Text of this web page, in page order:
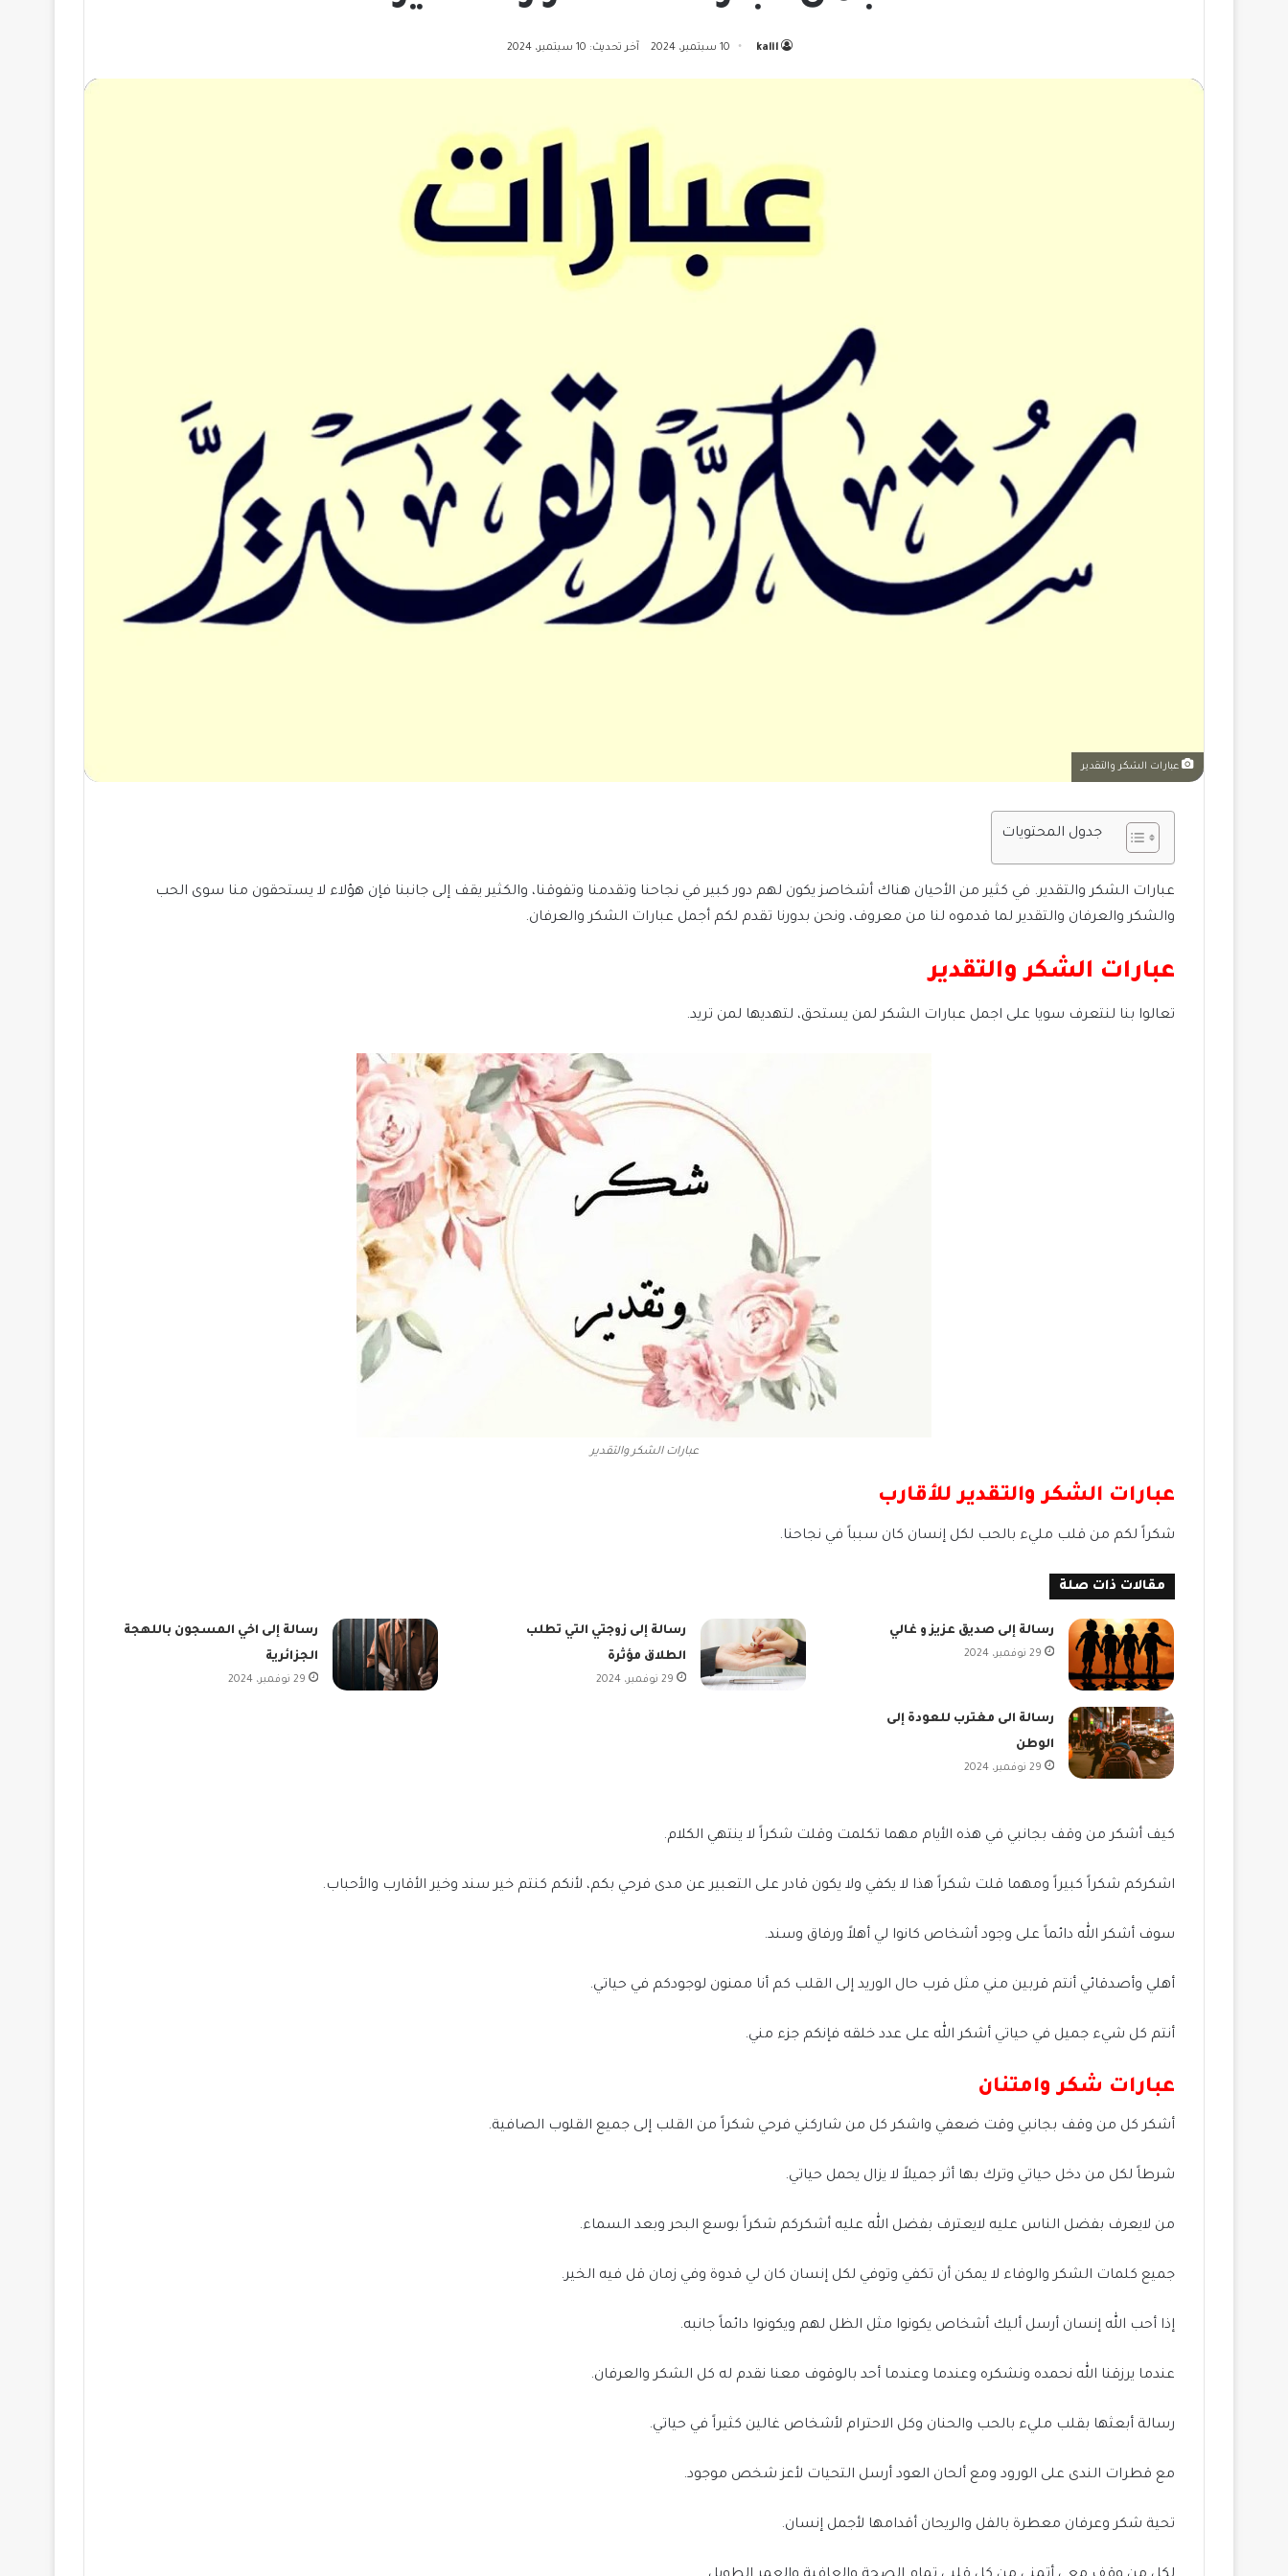
kalil 10 سبتمبر، 2024 آخر تحديث: 10 سبتمبر، 2024
عبارات الشكر والتقدير
جدول المحتويات
عبارات الشكر والتقدير. في كثير من الأحيان هناك أشخاصز يكون لهم دور كبير في نجاحنا وتقدمنا وتفوقنا، والكثير يقف إلى جانبنا فإن هؤلاء لا يستحقون منا سوى الحب
والشكر والعرفان والتقدير لما قدموه لنا من معروف، ونحن بدورنا تقدم لكم أجمل عبارات الشكر والعرفان.
عبارات الشكر والتقدير
تعالوا بنا لنتعرف سويا على اجمل عبارات الشكر لمن يستحق، لتهديها لمن تريد.
عبارات الشكر والتقدير
عبارات الشكر والتقدير للأقارب
شكراً لكم من قلب مليء بالحب لكل إنسان كان سبباً في نجاحنا.
مقالات ذات صلة
رسالة إلى صديق عزيز و غالي
29 نوفمبر، 2024
رسالة إلى زوجتي التي تطلب
الطلاق مؤثرة
29 نوفمبر، 2024
رسالة إلى اخي المسجون باللهجة
الجزائرية
29 نوفمبر، 2024
رسالة الى مغترب للعودة إلى
الوطن
29 نوفمبر، 2024
كيف أشكر من وقف بجانبي في هذه الأيام مهما تكلمت وقلت شكراً لا ينتهي الكلام.
اشكركم شكراً كبيراً ومهما قلت شكراً هذا لا يكفي ولا يكون قادر على التعبير عن مدى فرحي بكم، لأنكم كنتم خير سند وخير الأقارب والأحباب.
سوف أشكر الله دائماً على وجود أشخاص كانوا لي أهلاً ورفاق وسند.
أهلي وأصدقائي أنتم قربين مني مثل قرب حال الوريد إلى القلب كم أنا ممنون لوجودكم في حياتي.
أنتم كل شيء جميل في حياتي أشكر الله على عدد خلقه فإنكم جزء مني.
عبارات شكر وامتنان
أشكر كل من وقف بجانبي وقت ضعفي واشكر كل من شاركني فرحي شكراً من القلب إلى جميع القلوب الصافية.
شرطاً لكل من دخل حياتي وترك بها أثر جميلاً لا يزال يحمل حياتي.
من لايعرف بفضل الناس عليه لايعترف بفضل الله عليه أشكركم شكراً بوسع البحر وبعد السماء.
جميع كلمات الشكر والوفاء لا يمكن أن تكفي وتوفي لكل إنسان كان لي قدوة وفي زمان قل فيه الخير.
إذا أحب الله إنسان أرسل أليك أشخاص يكونوا مثل الظل لهم ويكونوا دائماً جانبه.
عندما يرزقنا الله نحمده ونشكره وعندما وعندما أحد بالوقوف معنا نقدم له كل الشكر والعرفان.
رسالة أبعثها بقلب مليء بالحب والحنان وكل الاحترام لأشخاص غالين كثيراً في حياتي.
مع قطرات الندى على الورود ومع ألحان العود أرسل التحيات لأعز شخص موجود.
تحية شكر وعرفان معطرة بالفل والريحان أقدامها لأجمل إنسان.